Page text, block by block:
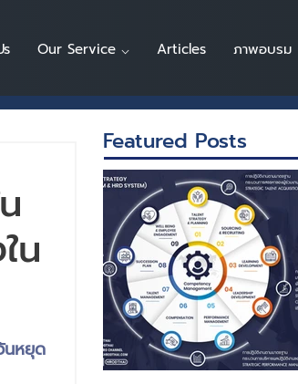
Our Service ⌵ Articles ภาพอบรม
น
นหยุด
Featured Posts